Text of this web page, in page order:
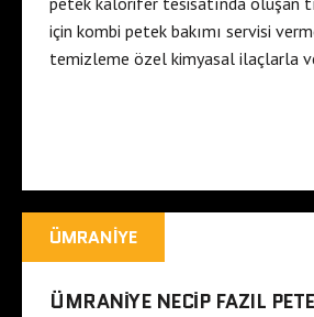
için kombi petek bakımı servisi
temizleme özel kimyasal ilaçlarla
ÜMRANIYE
ÜMRANIYE NECIP FAZIL